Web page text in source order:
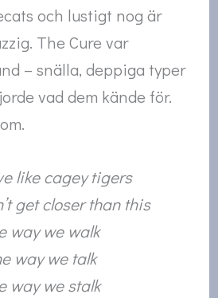
och lustigt nog är
The Cure var
– snälla, deppiga typer
vad dem kände för.
like cagey tigers
get closer than this
way we walk
way we talk
way we stalk